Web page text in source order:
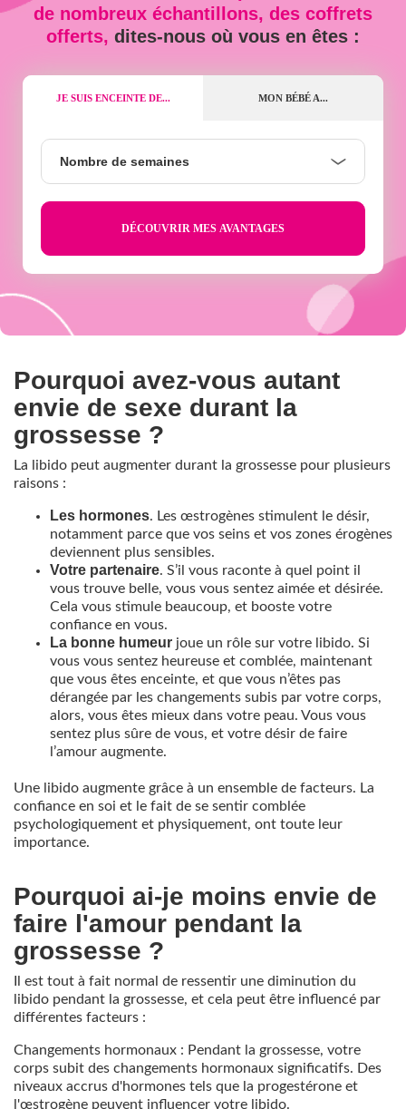
de nombreux échantillons, des coffrets
offerts, dites-nous où vous en êtes :
JE SUIS ENCEINTE DE... MON BÉBÉ A...
semaines
Nombre de semaines
Pourquoi avez-vous autant
envie de sexe durant la
grossesse ?
La libido peut augmenter durant la grossesse pour plusieurs
raisons :
Les hormones. Les œstrogènes stimulent le désir,
notamment parce que vos seins et vos zones érogènes
deviennent plus sensibles.
Votre partenaire. S’il vous raconte à quel point il
vous trouve belle, vous vous sentez aimée et désirée.
Cela vous stimule beaucoup, et booste votre
confiance en vous.
La bonne humeur joue un rôle sur votre libido. Si
vous vous sentez heureuse et comblée, maintenant
que vous êtes enceinte, et que vous n’êtes pas
dérangée par les changements subis par votre corps,
alors, vous êtes mieux dans votre peau. Vous vous
sentez plus sûre de vous, et votre désir de faire
l’amour augmente.
Une libido augmente grâce à un ensemble de facteurs. La
confiance en soi et le fait de se sentir comblée
psychologiquement et physiquement, ont toute leur
importance.
Pourquoi ai-je moins envie de
faire l'amour pendant la
grossesse ?
Il est tout à fait normal de ressentir une diminution du
libido pendant la grossesse, et cela peut être influencé par
différentes facteurs :
Changements hormonaux : Pendant la grossesse, votre
corps subit des changements hormonaux significatifs. Des
niveaux accrus d'hormones tels que la progestérone et
l'œstrogène peuvent influencer votre libido.